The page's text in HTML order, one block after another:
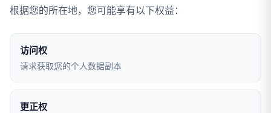
根据您的所在地，您可能享有以下权益：
访问权
请求获取您的个人数据副本
更正权